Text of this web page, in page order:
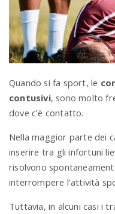
a
v
i
a
Quando si fa sport, le
contusivi, sono molto
dove c’è contatto.
Nella maggior parte dei
inserire tra gli infortuni
risolvono
interrompere l’attività
Tuttavia, in alcuni casi i